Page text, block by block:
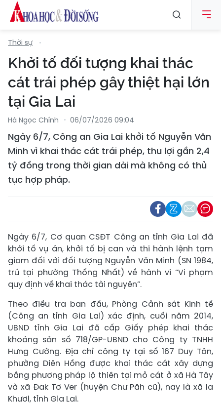
Thời sự
Khởi tố đối tượng khai thác
cát trái phép gây thiệt hại lớn
tại Gia Lai
Hà Ngọc Chính 06/07/2026 09:04
Ngày 6/7, Công an Gia Lai khởi tố Nguyễn Văn
Minh vì khai thác cát trái phép, thu lợi gần 2,4
tỷ đồng trong thời gian dài mà không có thủ
tục hợp pháp.
Ngày 6/7, Cơ quan CSĐT Công an tỉnh Gia Lai đã
khởi tố vụ án, khởi tố bị can và thi hành lệnh tạm
giam đối với đối tượng Nguyễn Văn Minh (SN 1984,
trú tại phường Thống Nhất) về hành vi “Vi phạm
quy định về khai thác tài nguyên”.
Theo điều tra ban đầu, Phòng Cảnh sát Kinh tế
(Công an tỉnh Gia Lai) xác định, cuối năm 2014,
UBND tỉnh Gia Lai đã cấp Giấy phép khai thác
khoáng sản số 718/GP-UBND cho Công ty TNHH
Hưng Cường. Địa chỉ công ty tại số 167 Duy Tân,
phường Diên Hồng được khai thác cát xây dựng
bằng phương pháp lộ thiên tại mỏ cát ở xã Hà Tây
và xã Đak Tơ Ver (huyện Chư Păh cũ), nay là xã Ia
Khươl, tỉnh Gia Lai.